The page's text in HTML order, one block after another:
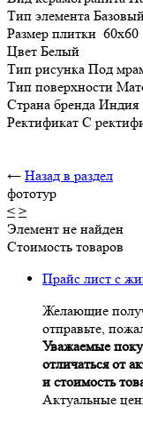
Тип элемента
Размер плитки 60x60
Цвет Белый
Тип рисунка Под
Тип поверхности
Страна бренда Индия
Ректификат С
← Назад в раздел
фототур
< >
Элемент не найден
Стоимость товаров
Прайс лист с
Желающие
отправьте,
Уважаемые
отличаться от
и стоимость
Актуальные